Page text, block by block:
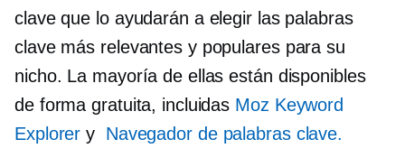
clave que lo ayudarán a elegir las palabras
clave más relevantes y populares para su
nicho. La mayoría de ellas están disponibles
de forma gratuita, incluidas Moz Keyword
Explorer y Navegador de palabras clave.